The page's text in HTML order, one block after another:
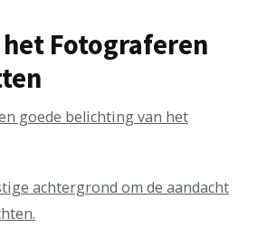
Fotograferen
goede belichting van het
achtergrond om de aandacht